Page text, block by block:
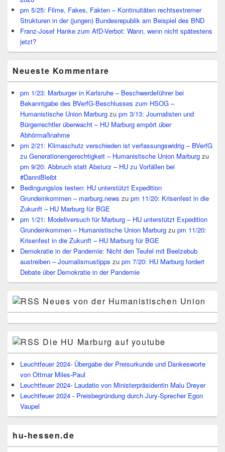
pm 5/25: Filme, Fakes, Fakten – Kontinuitäten rechtsextremer
Strukturen in der (jungen) Bundesrepublik am Beispiel des BND
Franz-Josef Hanke zum AfD-Verbot: Wann, wenn nicht spätestens
jetzt?
Neueste Kommentare
pm 1/23: Marburger in Karlsruhe – Beschwerdeführer bei
Bekanntgabe des BVerfG-Beschlusses zum HSOG –
Humanistische Union Marburg zu pm 3/13: Journalisten und
Bürgerrechtler überwacht – HU Marburg empört über
Abhörmaßnahme
pm 2/21: Klimaschutz verschieden ist verfassungswidrig – BVerfG
zu Generationengerechtigkeit – Humanistische Union Marburg zu
pm 9/20: Abbruch statt Absturz – HU zu Vorfällen bei
#DanniBleibt
Bedingungslos testen: HU unterstützt Expedition
Grundeinkommen – marburg.news zu pm 11/20: Krisenfest in die
Zukunft – HU Marburg für BGE
pm 1/21: Modellversuch für Marburg – HU unterstützt Expedition
Grundeinkommen – Humanistische Union Marburg zu pm 11/20:
Krisenfest in die Zukunft – HU Marburg für BGE
Demokratie in der Pandemie: Nicht den Teufel mit Beelzebub
austreiben – Journalismustipps zu pm 7/20: HU Marburg fordert
Debate über Demokratie in der Pandemie
Neues von der Humanistischen Union
Die HU Marburg auf youtube
Leuchtfeuer 2024- Übergabe der Preisurkunde und Dankesworte
von Ottmar Miles-Paul
Leuchtfeuer 2024- Laudatio von Ministerpräsidentin Malu Dreyer
Leuchtfeuer 2024 - Preisbegründung durch Jury-Sprecher Egon
Vaupel
hu-hessen.de